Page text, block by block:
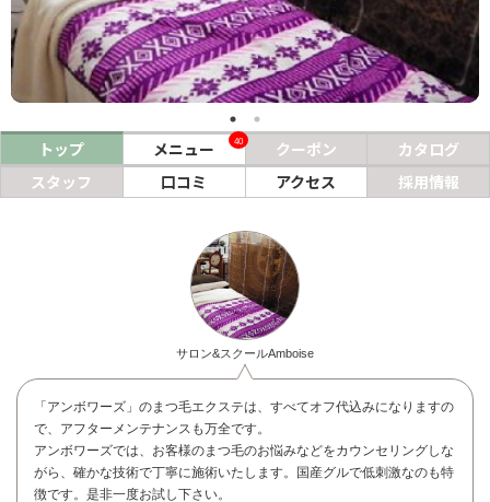
ヘアサロン
ネイルサロン
まつげサロン
リラクゼーションサロン
美容クリニック
トップ メニュー 40 クーポン
カタログ
スタッフ
口コミ アクセス 採用情報
サロン&スクールAmboise
「アンボワーズ」のまつ毛エクステは、すべてオフ代込みになりますの
で、アフターメンテナンスも万全です。
アンボワーズでは、お客様のまつ毛のお悩みなどをカウンセリングしな
がら、確かな技術で丁寧に施術いたします。国産グルで低刺激なのも特
徴です。是非一度お試し下さい。